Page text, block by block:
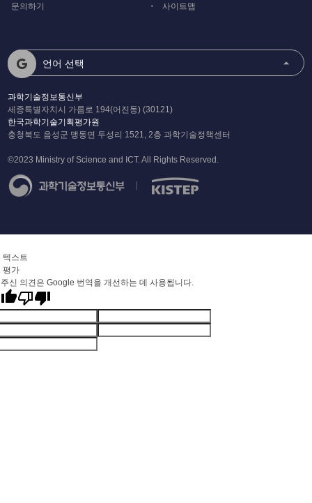
문의하기
사이트맵
언어 선택
과학기술정보통신부
세종특별자치시 가름로 194(어진동) (30121)
한국과학기술기획평가원
충청북도 음성군 맹동면 두성리 1521, 2층 과학기술정책센터
©2023 Ministry of Science and ICT. All Rights Reserved.
텍스트
평가
신 의견은 Google 번역을 개선하는 데 사용됩니다.